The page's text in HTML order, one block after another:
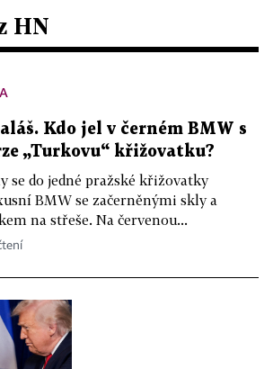
HN
Kdo jel v černém BMW s
„Turkovu“ křižovatku?
se do jedné pražské křižovatky
BMW se začerněnými skly a
na střeše. Na červenou...